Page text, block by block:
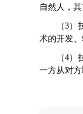
自然人，
（3
术的开发
（4
一方从对